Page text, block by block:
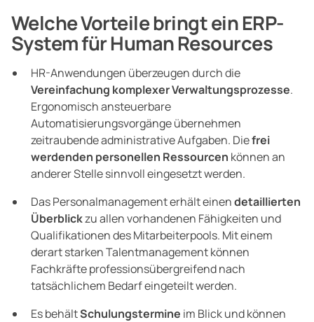
Welche Vorteile bringt ein ERP-
System für Human Resources
HR-Anwendungen überzeugen durch die
Vereinfachung komplexer Verwaltungsprozesse.
Ergonomisch ansteuerbare
Automatisierungsvorgänge übernehmen
zeitraubende administrative Aufgaben. Diefrei
werdenden personellen Ressourcen können an
anderer Stelle sinnvoll eingesetzt werden.
Das Personalmanagement erhält einendetaillierten
Überblickzu allen vorhandenen Fähigkeiten und
Qualifikationen des Mitarbeiterpools. Mit einem
derart starken Talentmanagement können
Fachkräfte professionsübergreifend nach
tatsächlichem Bedarf eingeteilt werden.
Es behältSchulungstermine im Blick und können